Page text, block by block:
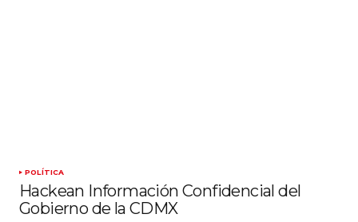
POLÍTICA
Hackean Información Confidencial del
Gobierno de la CDMX